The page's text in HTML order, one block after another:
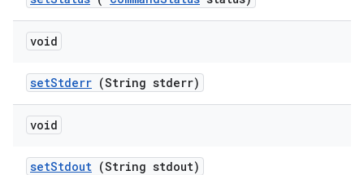
void
setStderr (String stderr)
void
setStdout (String stdout)